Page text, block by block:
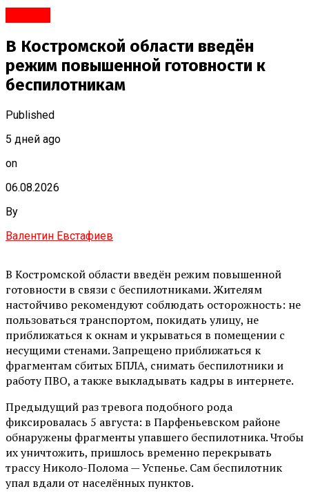
В Костромской области введён
режим повышенной готовности к
беспилотникам
Published
5 дней ago
on
06.08.2026
By
Валентин Евстафиев
В Костромской области введён режим повышенной
готовности в связи с беспилотниками. Жителям
настойчиво рекомендуют соблюдать осторожность: не
пользоваться транспортом, покидать улицу, не
приближаться к окнам и укрываться в помещении с
несущими стенами. Запрещено приближаться к
фрагментам сбитых БПЛА, снимать беспилотники и
работу ПВО, а также выкладывать кадры в интернете.
Предыдущий раз тревога подобного рода
фиксировалась 5 августа: в Парфеньевском районе
обнаружены фрагменты упавшего беспилотника. Чтобы
их уничтожить, пришлось временно перекрывать
трассу Николо-Полома — Успенье. Сам беспилотник
упал вдали от населённых пунктов.